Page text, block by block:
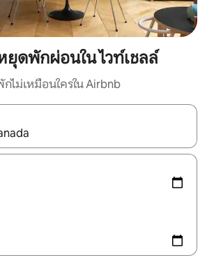
ดพักผ่อนใน ไวท์เชลล์
ไม่เหมือนใครใน Airbnb
ใช้การสัมผัสหรือปัด เพื่อสำรวจผลการค้นหา